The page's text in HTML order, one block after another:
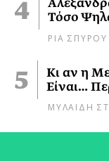
Τόσο
ΡΙΑ ΣΠΥΡΟΥ
Κι αν η
Είναι…
ΜΥΛΑΙΔΗ